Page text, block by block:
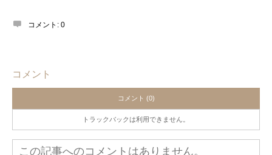
コメント: 0
コメント
コメント (0)
トラックバックは利用できません。
この記事へのコメントはありません。